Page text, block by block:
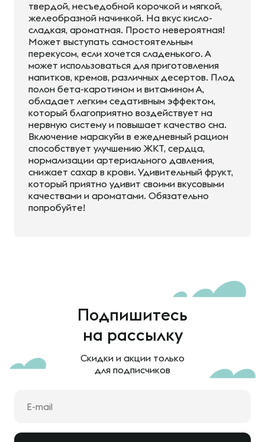
твердой, несъедобной корочкой и мягкой,
желеобразной начинкой. На вкус кисло-
сладкая, ароматная. Просто невероятная!
Может выступать самостоятельным
перекусом, если хочется сладенького. А
может использоваться для приготовления
напитков, кремов, различных десертов. Плод
полон бета-каротином и витамином А,
обладает легким седативным эффектом,
который благоприятно воздействует на
нервную систему и повышает качество сна.
Включение маракуйи в ежедневный рацион
способствует улучшению ЖКТ, сердца,
нормализации артериального давления,
снижает сахар в крови. Удивительный фрукт,
который приятно удивит своими вкусовыми
качествами и ароматами. Обязательно
попробуйте!
Подпишитесь
на рассылку
Скидки и акции только
для подписчиков